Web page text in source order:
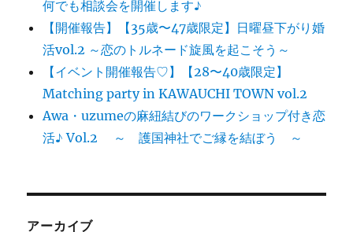
何でも相談会を開催します♪
【開催報告】【35歳〜47歳限定】日曜昼下がり婚
活vol.2 ～恋のトルネード旋風を起こそう～
【イベント開催報告♡】【28〜40歳限定】
Matching party in KAWAUCHI TOWN vol.2
Awa・uzumeの麻紐結びのワークショップ付き恋
活♪ Vol.2 ～ 護国神社でご縁を結ぼう ～
アーカイブ